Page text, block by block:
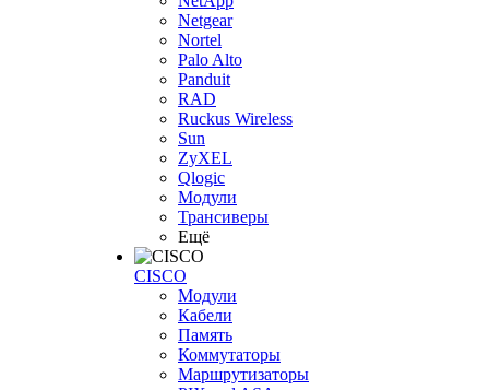
Netgear
Nortel
Palo Alto
Panduit
RAD
Ruckus Wireless
Sun
ZyXEL
Qlogic
Модули
Трансиверы
Ещё
CISCO
Модули
Кабели
Память
Коммутаторы
Маршрутизаторы